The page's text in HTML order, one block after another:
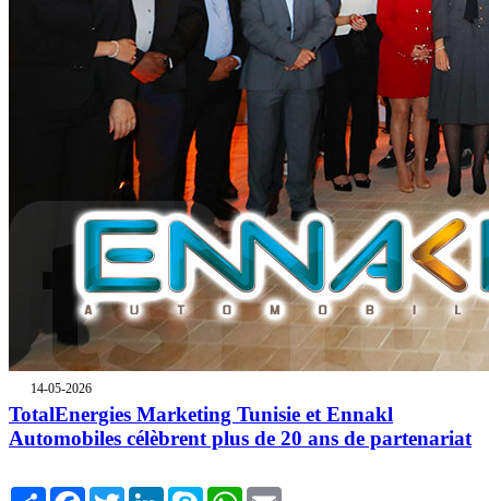
14-05-2026
TotalEnergies Marketing Tunisie et Ennakl
Automobiles célèbrent plus de 20 ans de partenariat
Share FacebookTwitterLinkedInSkype WhatsApp